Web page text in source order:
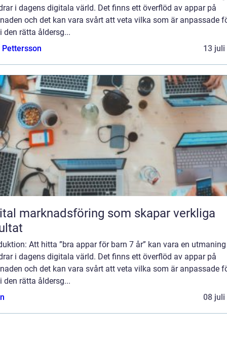
i dagens digitala värld. Det finns ett överflöd av appar på
och det kan vara svårt att veta vilka som är anpassade
den rätta åldersg...
13 juli
marknadsföring som skapar verkliga
Att hitta ”bra appar för barn 7 år” kan vara en
i dagens digitala värld. Det finns ett överflöd av appar på
och det kan vara svårt att veta vilka som är anpassade
den rätta åldersg...
08 juli